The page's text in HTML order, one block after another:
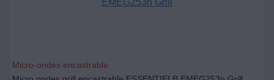
Micro-ondes encastrable